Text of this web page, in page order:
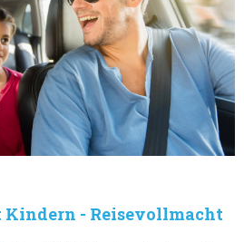
- Reisevollmacht